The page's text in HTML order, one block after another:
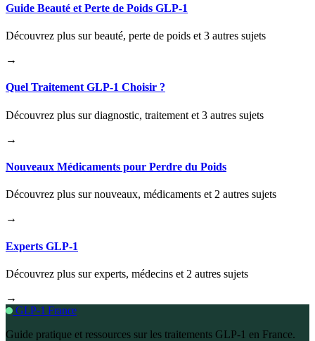
Guide Beauté et Perte de Poids GLP-1
Découvrez plus sur beauté, perte de poids et 3 autres sujets
→
Quel Traitement GLP-1 Choisir ?
Découvrez plus sur diagnostic, traitement et 3 autres sujets
→
Nouveaux Médicaments pour Perdre du Poids
Découvrez plus sur nouveaux, médicaments et 2 autres sujets
→
Experts GLP-1
Découvrez plus sur experts, médecins et 2 autres sujets
→
GLP-1 France
Guide pratique et ressources sur les traitements GLP-1 en France.